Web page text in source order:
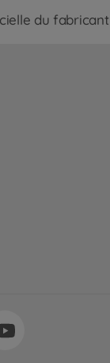
du fabricant